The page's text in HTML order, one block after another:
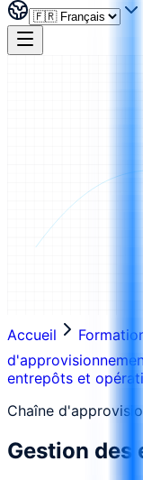
Accueil
entrepôts et
Chaîne
Gestion des